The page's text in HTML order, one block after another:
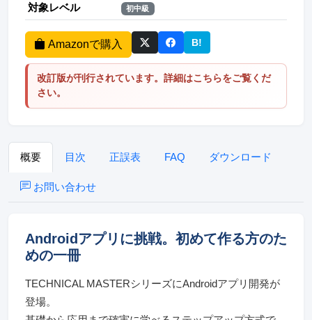
対象レベル 初中級
Amazonで購入 B!このページをはてなブッ
改訂版が刊行されています。詳細はこちらをご覧くだ
さい。
概要 目次 正誤表 FAQ ダウンロード
お問い合わせ
Androidアプリに挑戦。初めて作る方のた
めの一冊
TECHNICAL MASTERシリーズにAndroidアプリ開発が
登場。